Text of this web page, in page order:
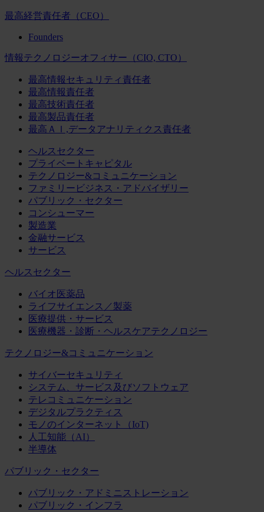
最高経営責任者（CEO）
Founders
情報テクノロジーオフィサー（CIO, CTO）
最高情報セキュリティ責任者
最高情報責任者
最高技術責任者
最高製品責任者
最高ＡＩ,データアナリティクス責任者
ヘルスセクター
プライベートキャピタル
テクノロジー&コミュニケーション
ファミリービジネス・アドバイザリー
パブリック・セクター
コンシューマー
製造業
金融サービス
サービス
ヘルスセクター
バイオ医薬品
ライフサイエンス／製薬
医療提供・サービス
医療機器・診断・ヘルスケアテクノロジー
テクノロジー&コミュニケーション
サイバーセキュリティ
システム、サービス及びソフトウェア
テレコミュニケーション
デジタルプラクティス
モノのインターネット（IoT)
人工知能（AI）
半導体
パブリック・セクター
パブリック・アドミニストレーション
パブリック・インフラ